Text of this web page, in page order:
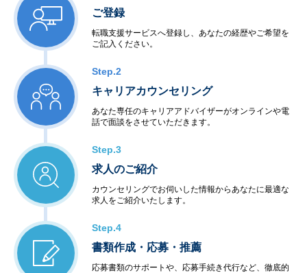
ご登録
転職支援サービスへ登録し、あなたの経歴やご希望を
ご記入ください。
Step.2
キャリアカウンセリング
あなた専任のキャリアアドバイザーがオンラインや電
話で面談をさせていただきます。
Step.3
求人のご紹介
カウンセリングでお伺いした情報からあなたに最適な
求人をご紹介いたします。
Step.4
書類作成・応募・推薦
応募書類のサポートや、応募手続き代行など、徹底的